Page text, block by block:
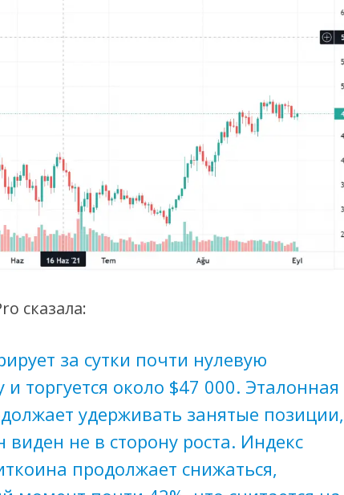
сказала:
за сутки почти нулевую
торгуется около $47 000. Эталонная
удерживать занятые позиции,
виден не в сторону роста. Индекс
продолжает снижаться,